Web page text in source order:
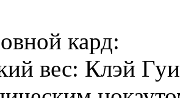
кард:
вес: Клэй